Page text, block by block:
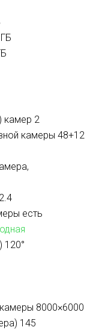
камер 2
камеры 48+12
есть
120°
8000×6000
145